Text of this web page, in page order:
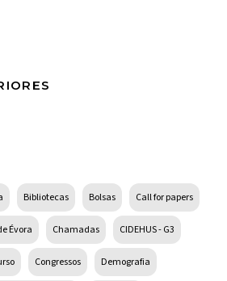
Bibliotecas Bolsas Call for papers
Évora Chamadas CIDEHUS - G3
Congressos Demografia